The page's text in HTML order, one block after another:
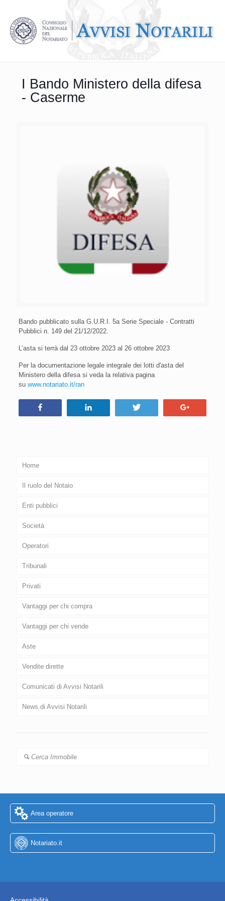
I Bando Ministero della difesa
- Caserme
Bando pubblicato sulla G.U.R.I. 5a Serie Speciale - Contratti
Pubblici n. 149 del 21/12/2022.
L’asta si terrà dal 23 ottobre 2023 al 26 ottobre 2023
Per la documentazione legale integrale dei lotti d'asta del
Ministero della difesa si veda la relativa pagina
su www.notariato.it/ran
Home
Il ruolo del Notaio
Enti pubblici
Società
Operatori
Tribunali
Privati
Vantaggi per chi compra
Vantaggi per chi vende
Aste
Vendite dirette
Comunicati di Avvisi Notarili
News di Avvisi Notarili
Cerca Immobile
Area operatore
Notariato.it